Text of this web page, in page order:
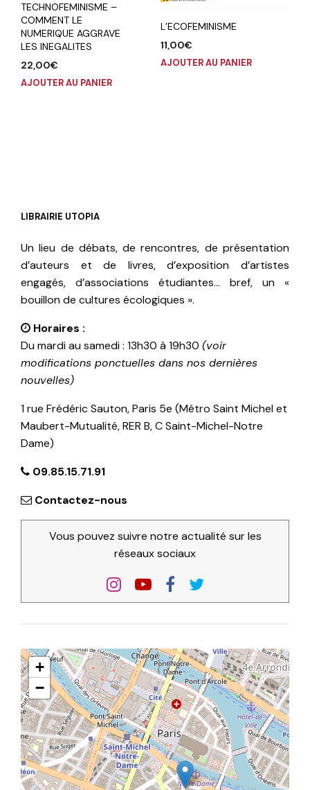
TECHNOFEMINISME –
COMMENT LE
NUMERIQUE AGGRAVE
LES INEGALITES
22,00€
AJOUTER AU PANIER
L’ECOFEMINISME
11,00€
AJOUTER AU PANIER
LIBRAIRIE UTOPIA
Un lieu de débats, de rencontres, de présentation
d’auteurs et de livres, d’exposition d’artistes
engagés, d’associations étudiantes… bref, un «
bouillon de cultures écologiques ».
Horaires :
Du mardi au samedi : 13h30 à 19h30 (voir
modifications ponctuelles dans nos dernières
nouvelles)
1 rue Frédéric Sauton, Paris 5e (Métro Saint Michel et
Maubert-Mutualité, RER B, C Saint-Michel-Notre
Dame)
09.85.15.71.91
Contactez-nous
Vous pouvez suivre notre actualité sur les
réseaux sociaux
+
−